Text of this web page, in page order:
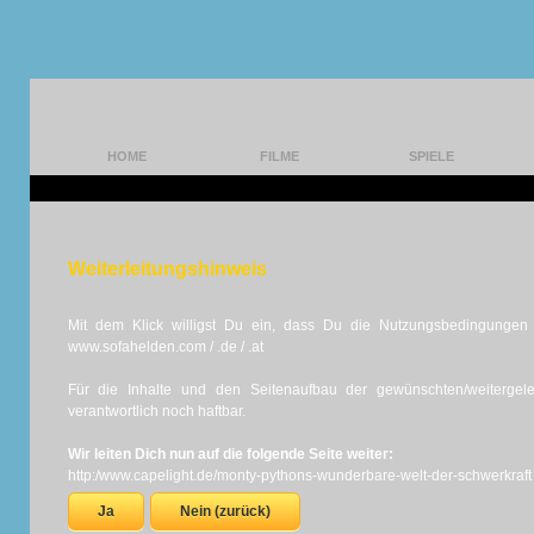
HOME FILME SPIELE
Weiterleitungshinweis
Mit dem Klick willigst Du ein, dass Du die
www.sofahelden.com / .de / .at
Für die Inhalte und den Seitenaufbau der gewünschten/
verantwortlich noch haftbar.
Wir leiten Dich nun auf die folgende Seite weiter:
http:/www.capelight.de/monty-pythons-wunderbare-welt-der-schwerkraft
Ja Nein (zurück)